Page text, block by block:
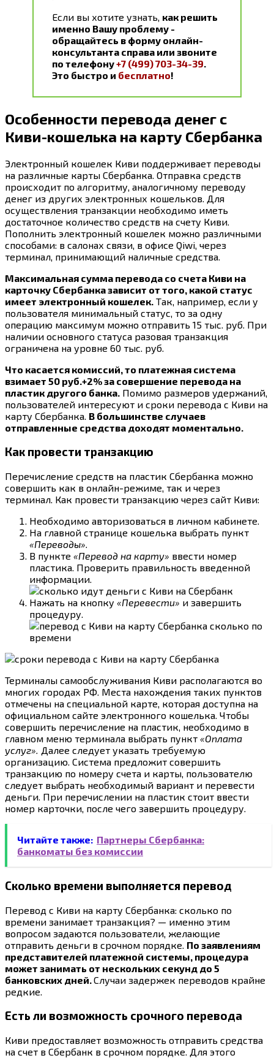
Если вы хотите узнать, как решить
именно Вашу проблему -
обращайтесь в форму онлайн-
консультанта справа или звоните
по телефону+7 (499) 703-34-39.
Это быстро и бесплатно!
Особенности перевода денег с
Киви-кошелька на карту Сбербанка
Электронный кошелек Киви поддерживает переводы
на различные карты Сбербанка. Отправка средств
происходит по алгоритму, аналогичному переводу
денег из других электронных кошельков. Для
осуществления транзакции необходимо иметь
достаточное количество средств на счету Киви.
Пополнить электронный кошелек можно различными
способами: в салонах связи, в офисе Qiwi, через
терминал, принимающий наличные средства.
Максимальная сумма перевода со счета Киви на
карточку Сбербанка зависит от того, какой статус
имеет электронный кошелек. Так, например, если у
пользователя минимальный статус, то за одну
операцию максимум можно отправить 15 тыс. руб. При
наличии основного статуса разовая транзакция
ограничена на уровне 60 тыс. руб.
Что касается комиссий, то платежная система
взимает 50 руб.+2% за совершение перевода на
пластик другого банка. Помимо размеров удержаний,
пользователей интересуют и сроки перевода с Киви на
карту Сбербанка. В большинстве случаев
отправленные средства доходят моментально.
Как провести транзакцию
Перечисление средств на пластик Сбербанка можно
совершить как в онлайн-режиме, так и через
терминал. Как провести транзакцию через сайт Киви:
Необходимо авторизоваться в личном кабинете.
На главной странице кошелька выбрать пункт
«Переводы».
В пункте «Перевод на карту» ввести номер
пластика. Проверить правильность введенной
информации.
Нажать на кнопку «Перевести» и завершить
процедуру.
Терминалы самообслуживания Киви располагаются во
многих городах РФ. Места нахождения таких пунктов
отмечены на специальной карте, которая доступна на
официальном сайте электронного кошелька. Чтобы
совершить перечисление на пластик, необходимо в
главном меню терминала выбрать пункт «Оплата
услуг». Далее следует указать требуемую
организацию. Система предложит совершить
транзакцию по номеру счета и карты, пользователю
следует выбрать необходимый вариант и перевести
деньги. При перечислении на пластик стоит ввести
номер карточки, после чего завершить процедуру.
Читайте также: Партнеры Сбербанка:
банкоматы без комиссии
Сколько времени выполняется перевод
Перевод с Киви на карту Сбербанка: сколько по
времени занимает транзакция? — именно этим
вопросом задаются пользователи, желающие
отправить деньги в срочном порядке. По заявлениям
представителей платежной системы, процедура
может занимать от нескольких секунд до 5
банковских дней. Случаи задержек переводов крайне
редкие.
Есть ли возможность срочного перевода
Киви предоставляет возможность отправить средства
на счет в Сбербанк в срочном порядке. Для этого